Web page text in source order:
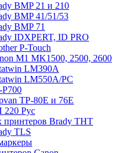
BMP 21 и 210
BMP 41/51/53
BMP 71
IDXPERT, ID PRO
P-Touch
M1 MK1500, 2500, 2600
LM390A
LM550A/PC
TP-80E и 76E
220 Рус
принтеров Brady THT
TLS